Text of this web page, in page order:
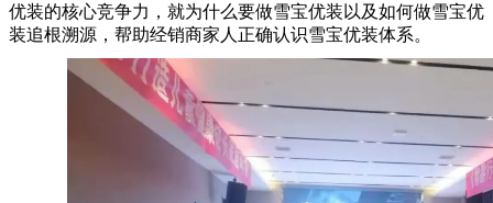
优装的核心竞争力，就为什么要做雪宝优装以及如何做雪宝优
装追根溯源，帮助经销商家人正确认识雪宝优装体系。